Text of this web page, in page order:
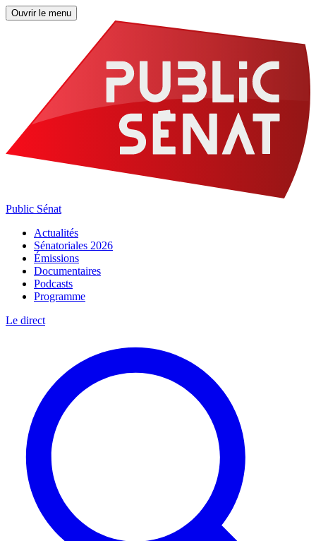
Ouvrir le menu
Public Sénat
Actualités
Sénatoriales 2026
Émissions
Documentaires
Podcasts
Programme
Le direct